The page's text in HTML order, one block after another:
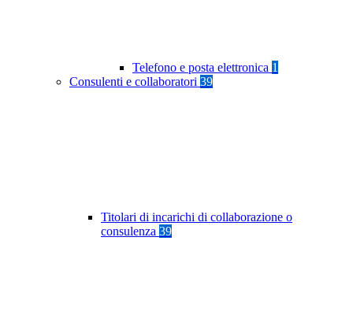
Telefono e posta elettronica 1
Consulenti e collaboratori 39
Titolari di incarichi di collaborazione o
consulenza 39